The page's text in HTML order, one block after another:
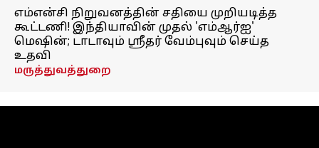
எம்என்சி நிறுவனத்தின் சதியை முறியடித்த
கூட்டணி! இந்தியாவின் முதல் 'எம்ஆர்ஐ'
மெஷின்; டாடாவும் ஸ்ரீதர் வேம்புவும் செய்த
உதவி
மருத்துவத்துறை